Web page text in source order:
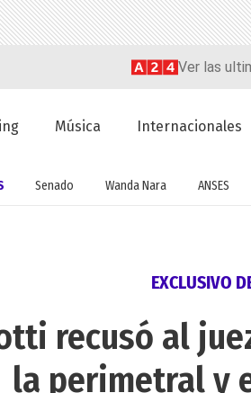
Ver las
Música Internacionales
Senado Wanda Nara ANSES
EXCLUSIVO
recusó al
la perimetral y